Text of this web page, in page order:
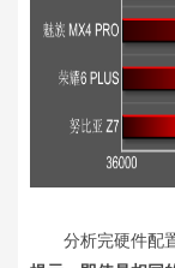
分析完硬件配置